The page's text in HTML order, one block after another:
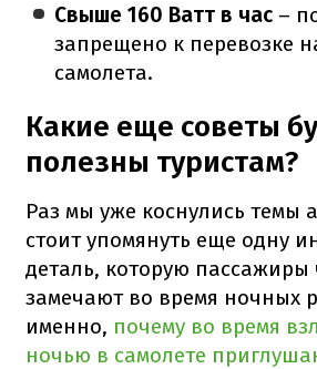
Свыше 160 Ватт в час –
запрещено к перевозке
самолета.
Какие еще советы
полезны туристам?
Раз мы уже коснулись темы
стоит упомянуть еще одну
деталь, которую пассажиры
замечают во время ночных
именно, почему во время
ночью в самолете